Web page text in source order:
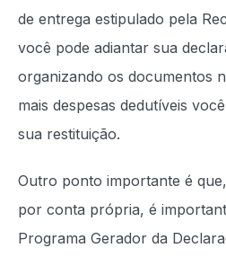
de entrega estipulado pela
você pode adiantar sua
organizando os documentos
mais despesas dedutíveis
sua restituição.
Outro ponto importante é
por conta própria, é
Programa Gerador da